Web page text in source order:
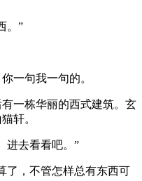
。”
一句我一句的。
一栋华丽的西式建筑。玄
轩。
进去看看吧。”
了，不管怎样总有东西可